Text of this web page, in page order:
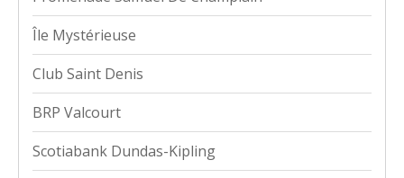
Île Mystérieuse
Club Saint Denis
BRP Valcourt
Scotiabank Dundas-Kipling